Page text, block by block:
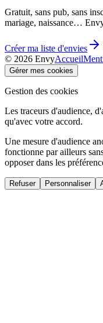
Gratuit, sans pub, sans
mariage, naissance…
Créer ma liste d'envies
© 2026 EnvyAccueil
Gérer mes cookies
Gestion des cookies
Les traceurs d'audience,
qu'avec votre accord.
Une mesure d'audience
fonctionne par ailleurs
opposer dans les
Refuser Personnaliser